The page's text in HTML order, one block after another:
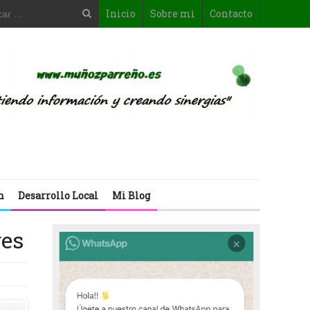
Inicio Sobre mi Contacto
Desarrollo Local Mi Blog